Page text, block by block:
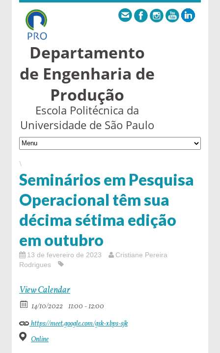
Departamento
de Engenharia de
Produção
Escola Politécnica da
Universidade de São Paulo
\
Seminários em Pesquisa
Operacional têm sua
décima sétima edição
em outubro
13 de fevereiro de 2023
Cristiane Pereira
Rodrigues
View Calendar
14/10/2022
11:00 - 12:00
https://meet.google.com/gsk-xbps-sjk
Online